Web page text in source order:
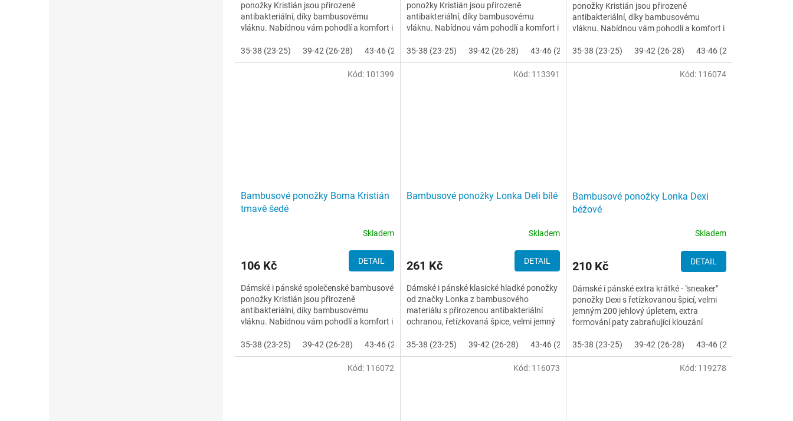
ponožky Kristián jsou přirozeně
antibakteriální, díky bambusovému
vláknu. Nabídnou vám pohodlí a komfort i
35-38 (23-25)
39-42 (26-28) 43-46 (29-31)
ponožky Kristián jsou přirozeně
antibakteriální, díky bambusovému
vláknu. Nabídnou vám pohodlí a komfort i
35-38 (23-25)
39-42 (26-28) 43-46 (29-31)
ponožky Kristián jsou přirozeně
antibakteriální, díky bambusovému
vláknu. Nabídnou vám pohodlí a komfort i
35-38 (23-25)
39-42 (26-28) 43-46 (29-31)
Bambusové ponožky Boma Kristián
tmavě šedé
Skladem
106 Kč DETAIL
Dámské i pánské společenské bambusové
ponožky Kristián jsou přirozeně
antibakteriální, díky bambusovému
vláknu. Nabídnou vám pohodlí a komfort i
35-38 (23-25)
39-42 (26-28) 43-46 (29-31)
Kód: 101399
Bambusové ponožky Lonka Deli bílé
Skladem
261 Kč DETAIL
Dámské i pánské klasické hladké ponožky
od značky Lonka z bambusového
materiálu s přirozenou antibakteriální
ochranou, řetízkovaná špice, velmi jemný
35-38 (23-25)
39-42 (26-28) 43-46 (29-31)
Kód: 113391
Bambusové ponožky Lonka Dexi
béžové
Skladem
210 Kč DETAIL
Dámské i pánské extra krátké - "sneaker"
ponožky Dexi s řetízkovanou špicí, velmi
jemným 200 jehlový úpletem, extra
formování paty zabraňující klouzání
35-38 (23-25)
39-42 (26-28) 43-46 (29-31)
Kód: 116074
Kód: 116072 Kód: 116073 Kód: 119278